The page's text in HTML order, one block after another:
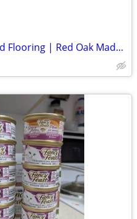
Mercier Engineered Flooring | Red Oak Madera